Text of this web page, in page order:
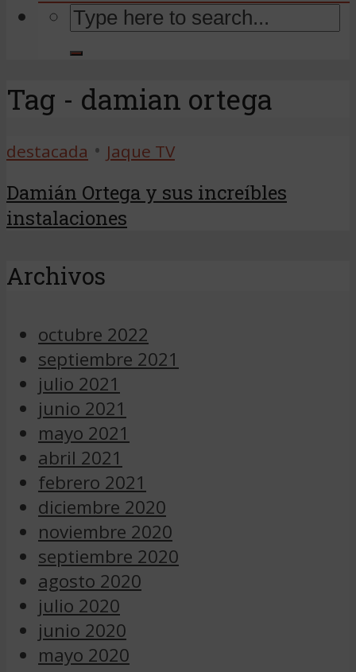
Tag - damian ortega
destacada • Jaque TV
Damián Ortega y sus increíbles
instalaciones
Archivos
octubre 2022
septiembre 2021
julio 2021
junio 2021
mayo 2021
abril 2021
febrero 2021
diciembre 2020
noviembre 2020
septiembre 2020
agosto 2020
julio 2020
junio 2020
mayo 2020